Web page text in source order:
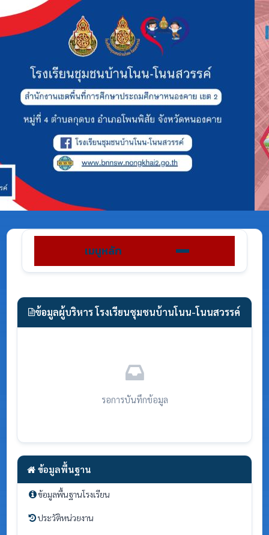
เมนูหลัก
ข้อมูลพื้นฐาน
ข้อมูลพื้นฐานโรงเรียน
ประวัติหน่วยงาน
ข้อมูลผู้บริหาร โรงเรียนชุมชนบ้านโนน-โนนสวรรค์
รอการบันทึกข้อมูล